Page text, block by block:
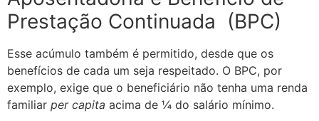
Prestação Continuada (BPC)
Esse acúmulo também é permitido, desde que os
benefícios de cada um seja respeitado. O BPC, por
exemplo, exige que o beneficiário não tenha uma renda
familiar per capita acima de ¼ do salário mínimo.